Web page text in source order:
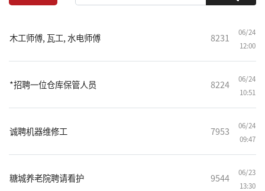
木工师傅, 瓦工, 水电师傅 8231
06/24
12:00
*招聘一位仓库保管人员 8224
06/24
10:51
诚聘机器维修工 7953
06/24
09:47
糖城养老院聘请看护 9544
06/23
13:30